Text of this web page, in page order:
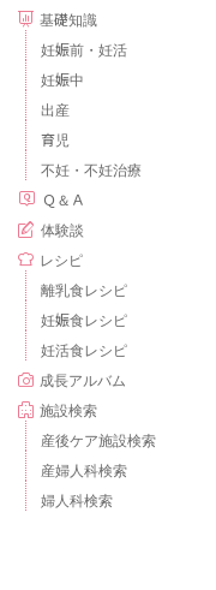
基礎知識
妊娠前・妊活
妊娠中
出産
育児
不妊・不妊治療
Ｑ＆Ａ
体験談
レシピ
離乳食レシピ
妊娠食レシピ
妊活食レシピ
成長アルバム
施設検索
産後ケア施設検索
産婦人科検索
婦人科検索